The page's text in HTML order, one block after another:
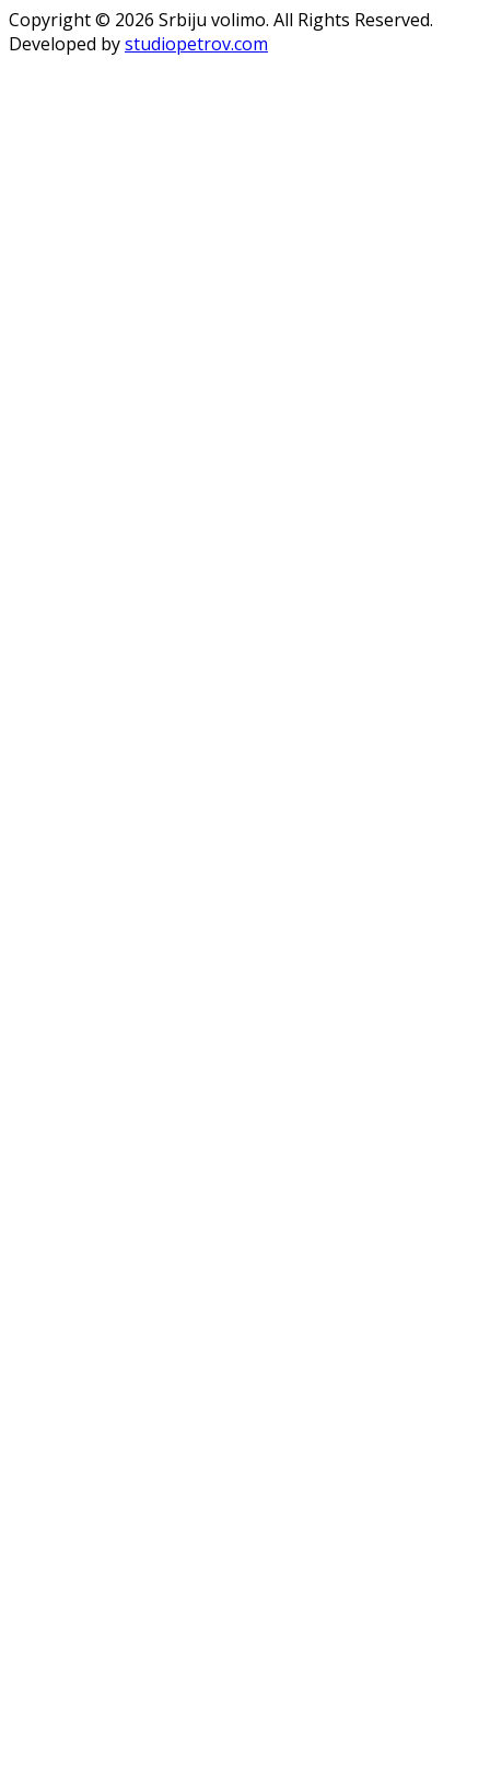
Copyright © 2026 Srbiju volimo. All Rights Reserved.
Developed bystudiopetrov.com